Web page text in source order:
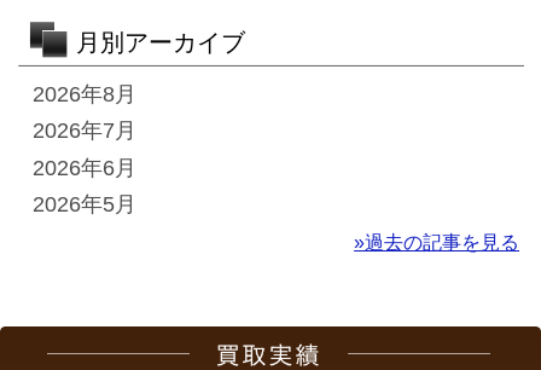
月別アーカイブ
2026年8月
2026年7月
2026年6月
2026年5月
»過去の記事を見る